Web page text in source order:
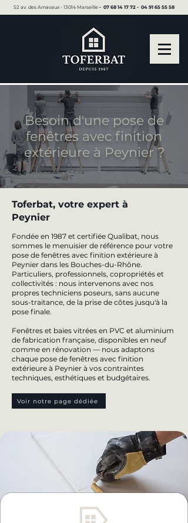
52 av. des Arnavaux - 13014 Marseille ▪︎ 07 68 14 17 72 ▪︎ 04 91 65 55 58
Besoin d'une pose de
fenêtres avec finition
extérieure à Peynier ?
Toferbat, votre expert à
Peynier
Fondée en 1987 et certifiée Qualibat, nous
sommes le menuisier de référence pour votre
pose de fenêtres avec finition extérieure à
Peynier dans les Bouches-du-Rhône.
Particuliers, professionnels, copropriétés et
collectivités : nous intervenons avec nos
propres techniciens poseurs, sans aucune
sous-traitance, de la prise de côtes jusqu'à la
pose finale.
Fenêtres et baies vitrées en PVC et aluminium
de fabrication française, disponibles en neuf
comme en rénovation — nous adaptons
chaque pose de fenêtres avec finition
extérieure à Peynier à vos contraintes
techniques, esthétiques et budgétaires.
Voir notre page dédiée